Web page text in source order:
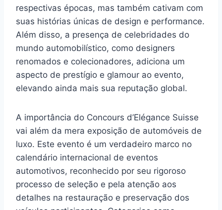
respectivas épocas, mas também cativam com
suas histórias únicas de design e performance.
Além disso, a presença de celebridades do
mundo automobilístico, como designers
renomados e colecionadores, adiciona um
aspecto de prestígio e glamour ao evento,
elevando ainda mais sua reputação global.
A importância do Concours d’Elégance Suisse
vai além da mera exposição de automóveis de
luxo. Este evento é um verdadeiro marco no
calendário internacional de eventos
automotivos, reconhecido por seu rigoroso
processo de seleção e pela atenção aos
detalhes na restauração e preservação dos